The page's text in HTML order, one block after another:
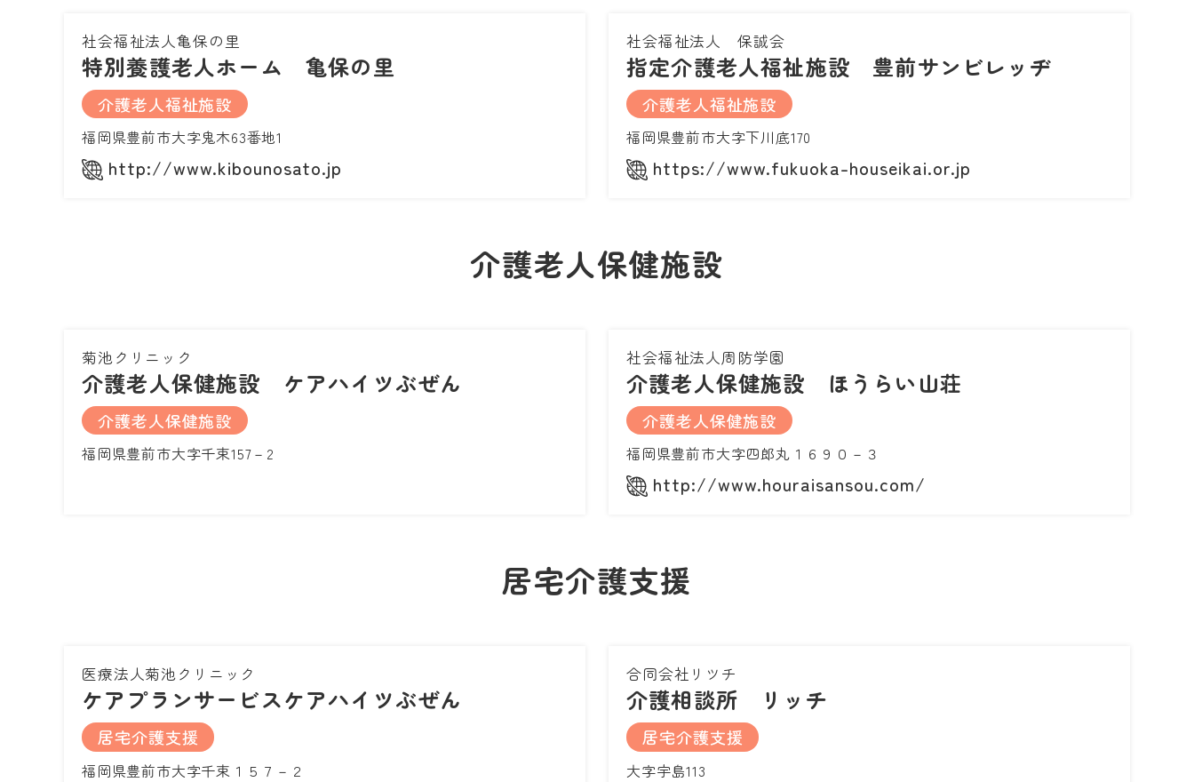
社会福祉法人亀保の里
特別養護老人ホーム 亀保の里
介護老人福祉施設
福岡県豊前市大字鬼木63番地1
http://www.kibounosato.jp
社会福祉法人 保誠会
指定介護老人福祉施設 豊前サンビレッヂ
介護老人福祉施設
福岡県豊前市大字下川底170
https://www.fukuoka-houseikai.or.jp
介護老人保健施設
菊池クリニック
介護老人保健施設 ケアハイツぶぜん
介護老人保健施設
福岡県豊前市大字千束157－2
社会福祉法人周防学園
介護老人保健施設 ほうらい山荘
介護老人保健施設
福岡県豊前市大字四郎丸１６９０－３
http://www.houraisansou.com/
居宅介護支援
医療法人菊池クリニック
ケアプランサービスケアハイツぶぜん
居宅介護支援
福岡県豊前市大字千束１５７－２
合同会社リツチ
介護相談所 リッチ
居宅介護支援
大字宇島113